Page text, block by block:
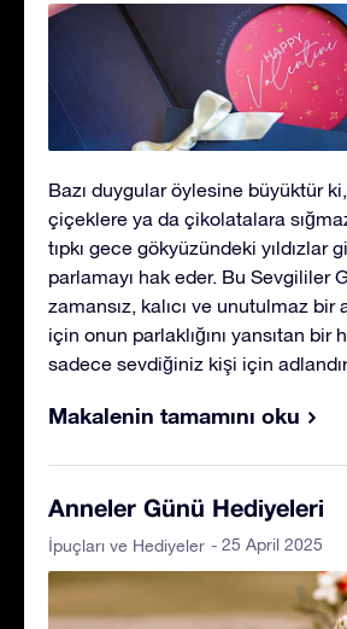
Bazı duygular öylesine büyüktür
çiçeklere ya da çikolatalara
tıpkı gece gökyüzündeki yıldızlar
parlamayı hak eder. Bu Sevgililer
zamansız, kalıcı ve unutulmaz bir
için onun parlaklığını yansıtan bir
sadece sevdiğiniz kişi için
Makalenin tamamını oku
Anneler Günü Hediyeleri
İpuçları ve Hediyeler - 25 April 2025